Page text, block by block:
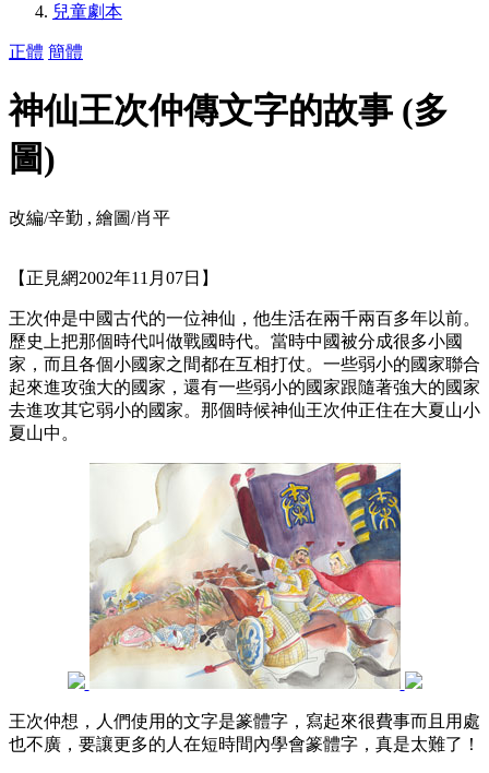
兒童劇本
正體 簡體
神仙王次仲傳文字的故事 (多
圖)
改編/辛勤 , 繪圖/肖平
【正見網2002年11月07日】
王次仲是中國古代的一位神仙，他生活在兩千兩百多年以前。
歷史上把那個時代叫做戰國時代。當時中國被分成很多小國
家，而且各個小國家之間都在互相打仗。一些弱小的國家聯合
起來進攻強大的國家，還有一些弱小的國家跟隨著強大的國家
去進攻其它弱小的國家。那個時候神仙王次仲正住在大夏山小
夏山中。
王次仲想，人們使用的文字是篆體字，寫起來很費事而且用處
也不廣，要讓更多的人在短時間內學會篆體字，真是太難了！